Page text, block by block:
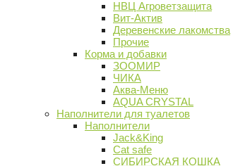
НВЦ Агроветзащита
Вит-Актив
Деревенские лакомства
Прочие
Корма и добавки
ЗООМИР
ЧИКА
Аква-Меню
AQUA CRYSTAL
Наполнители для туалетов
Наполнители
Jack&King
Cat safe
СИБИРСКАЯ КОШКА